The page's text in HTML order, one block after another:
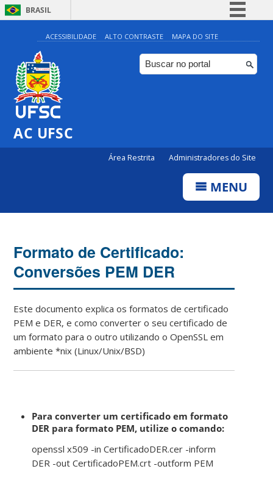
BRASIL
Simplifique!
Comunica BR
Participe
ACESSIBILIDADE ALTO CONTRASTE MAPA DO SITE
AC UFSC
Área Restrita Administradores do Site
MENU
Formato de Certificado:
Conversões PEM DER
Este documento explica os formatos de certificado
PEM e DER, e como converter o seu certificado de
um formato para o outro utilizando o OpenSSL em
ambiente *nix (Linux/Unix/BSD)
Para converter um certificado em formato
DER para formato PEM, utilize o comando:
openssl x509 -in CertificadoDER.cer -inform
DER -out CertificadoPEM.crt -outform PEM